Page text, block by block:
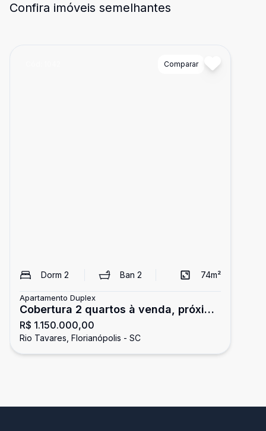
Confira imóveis semelhantes
Comparar
Dorm 2 Ban2 74m²
Apartamento Duplex
Cobertura 2 quartos à venda, próximo
à Praia - Rio Tavares, Florianópolis Sc
R$ 1.150.000,00
Rio Tavares, Florianópolis - SC